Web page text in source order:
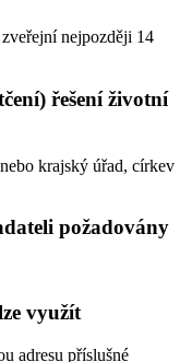
nejpozději 14
řešení životní
krajský úřad, církev
požadovány
využít
adresu příslušné